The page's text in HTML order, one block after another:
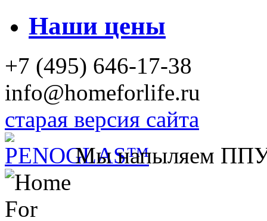
Наши цены
+7 (495) 646-17-38
info@homeforlife.ru
старая версия сайта
Мы напыляем